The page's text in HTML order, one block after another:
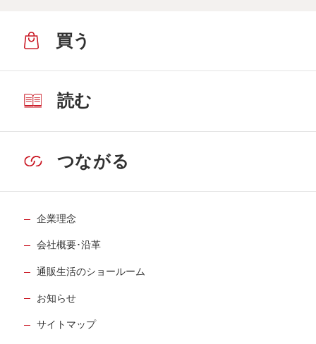
買う
読む
つながる
企業理念
会社概要･沿革
通販生活のショールーム
お知らせ
サイトマップ